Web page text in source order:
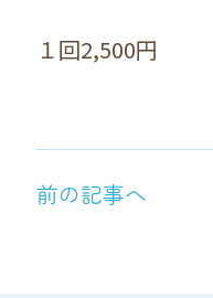
１回2,500円
前の記事へ